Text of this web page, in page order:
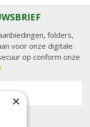
folders,
voor onze digitale
op conform onze
×